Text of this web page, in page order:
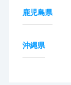
鹿児島県
沖縄県